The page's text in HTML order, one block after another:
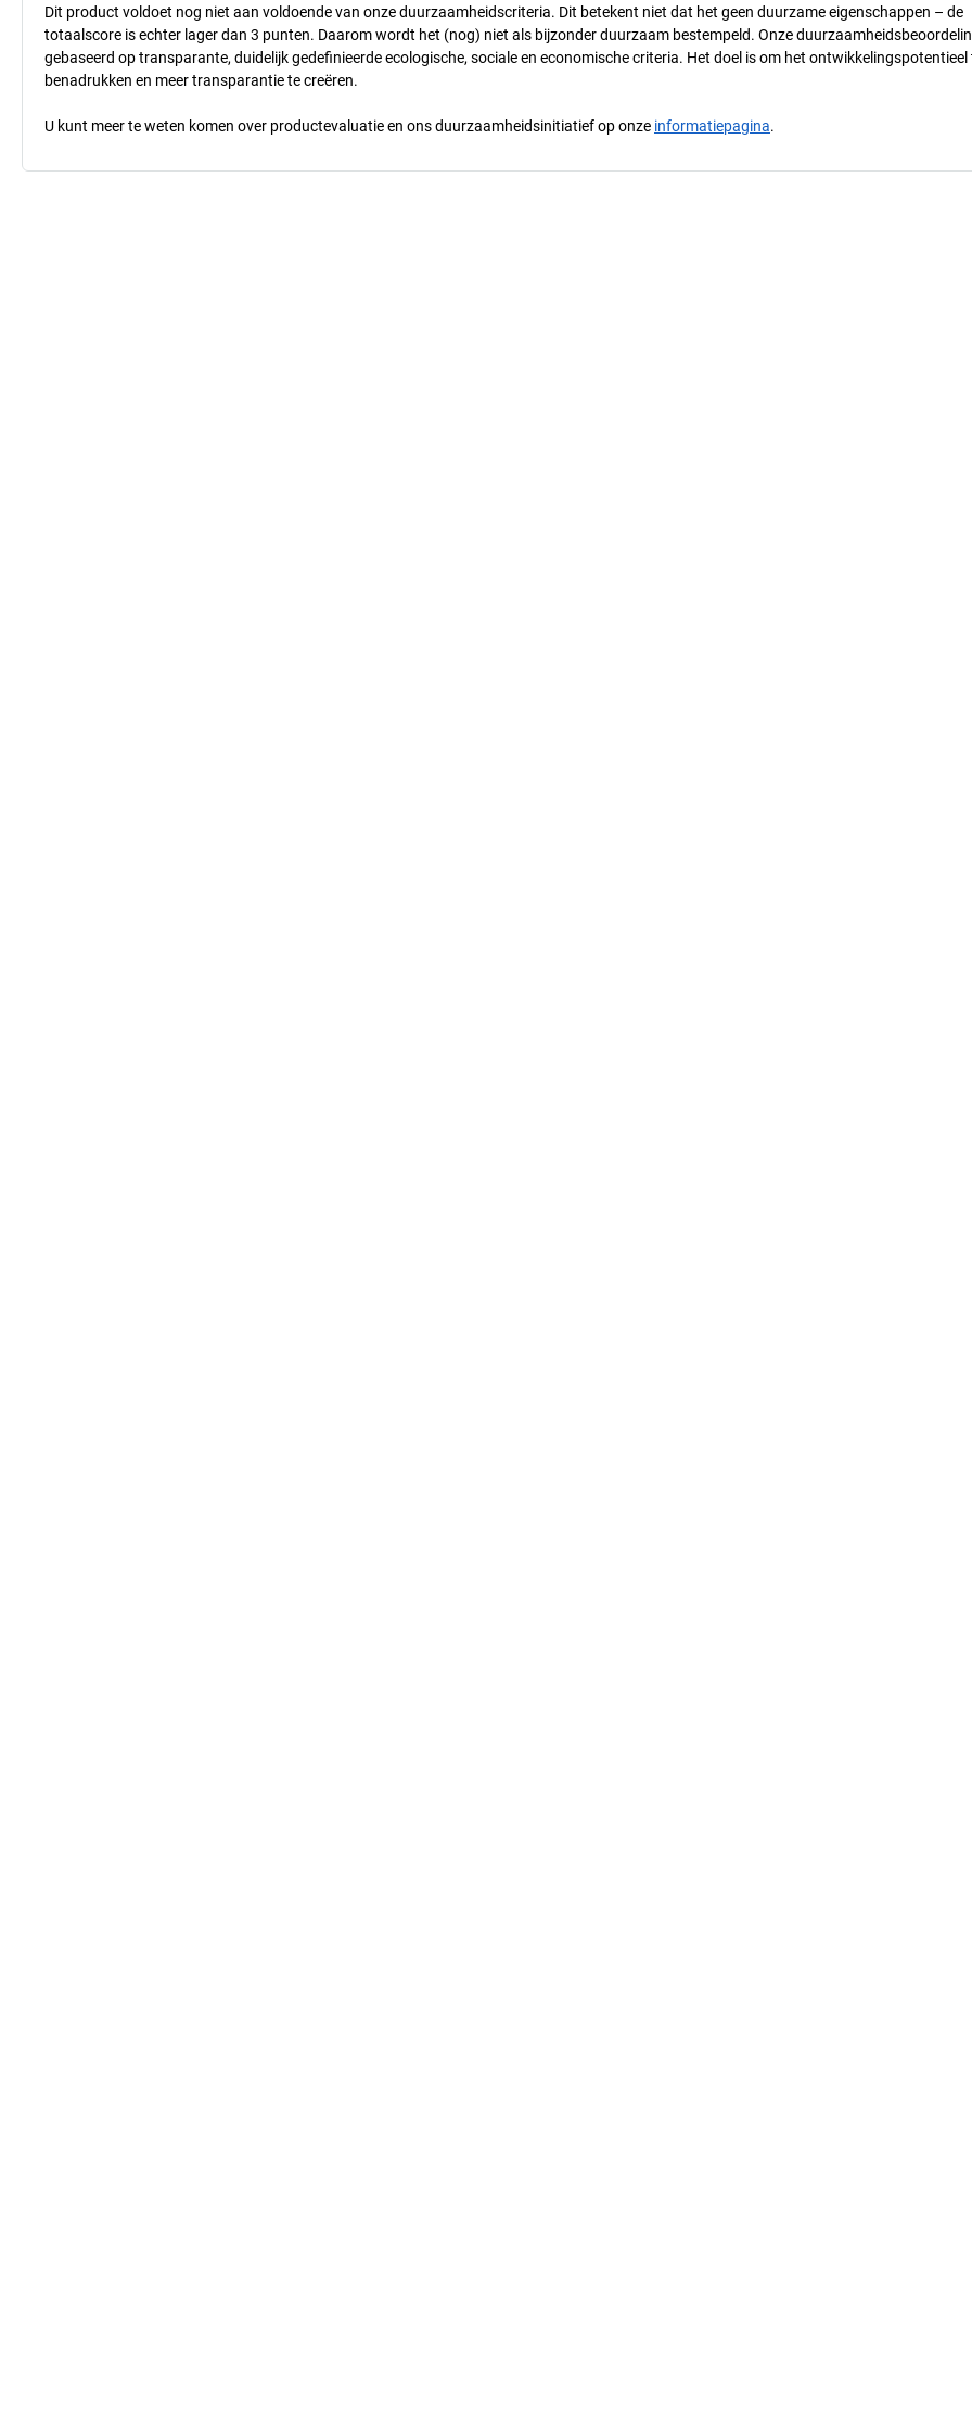
Dit product voldoet nog niet aan voldoende van onze duurzaamheidscriteria. Dit betekent niet dat het geen duurzame eigenschappen – de
totaalscore is echter lager dan 3 punten. Daarom wordt het (nog) niet als bijzonder duurzaam bestempeld. Onze
gebaseerd op transparante, duidelijk gedefinieerde ecologische, sociale en economische criteria. Het doel is om het ontwikkelingspotentieel
benadrukken en meer transparantie te creëren.
U kunt meer te weten komen over productevaluatie en ons duurzaamheidsinitiatief op onze informatiepagina.